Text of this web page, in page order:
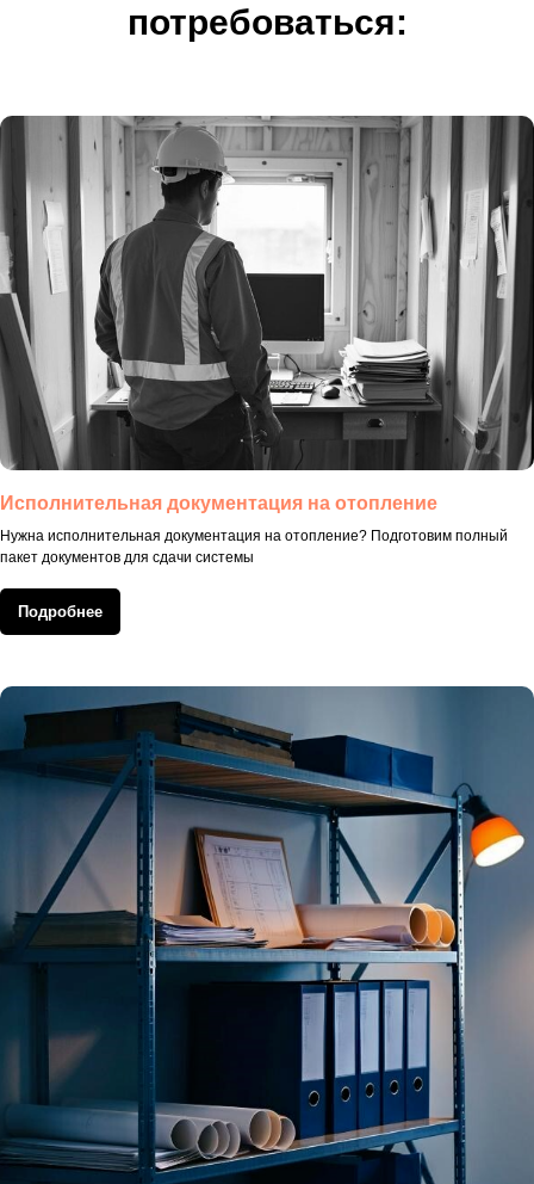
потребоваться:
Исполнительная документация на отопление
Нужна исполнительная документация на отопление? Подготовим полный
пакет документов для сдачи системы
Подробнее